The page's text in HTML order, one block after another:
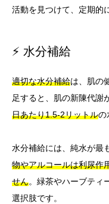
活動を見つけて、定期的
⚡ 水分補給
適切な水分補給は、肌の
足すると、肌の新陳代謝
日あたり1.5-2リットルの
水分補給には、純水が最
物やアルコールは利尿作
せん。緑茶やハーブティ
選択肢です。